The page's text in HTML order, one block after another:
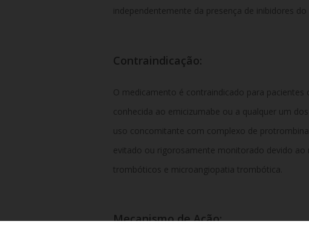
independentemente da presença de inibidores do
Contraindicação:
O medicamento é contraindicado para pacientes
conhecida ao emicizumabe ou a qualquer um
uso concomitante com complexo de
evitado ou rigorosamente monitorado devido ao
trombóticos e microangiopatia trombótica.
Mecanismo de Ação: